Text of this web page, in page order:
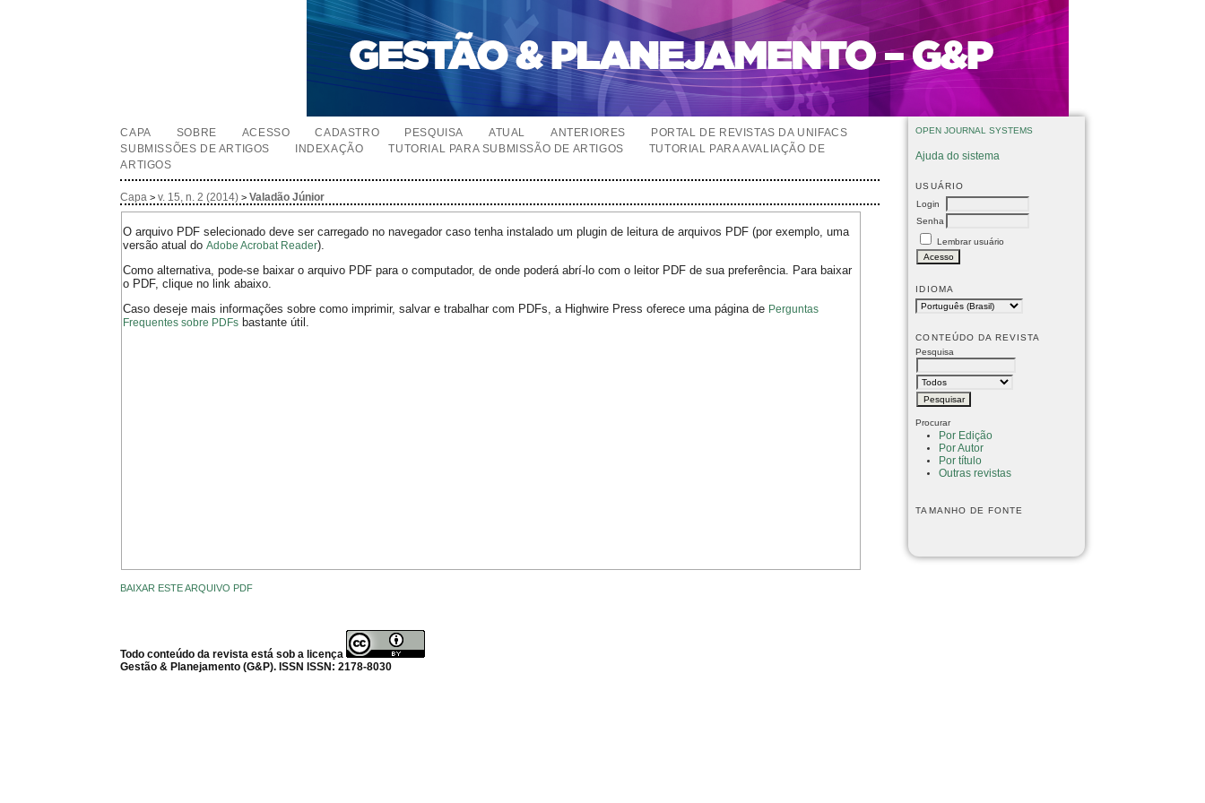
OPEN JOURNAL SYSTEMS
Ajuda do sistema
USUÁRIO
Login
Senha
Lembrar usuário
IDIOMA
CONTEÚDO DA REVISTA
Pesquisa
Procurar
Por Edição
Por Autor
Por título
Outras revistas
TAMANHO DE FONTE
CAPA SOBRE ACESSO CADASTRO PESQUISA ATUAL ANTERIORES
PORTAL DE REVISTAS DA UNIFACS
SUBMISSÕES DE ARTIGOS
INDEXAÇÃO TUTORIAL PARA SUBMISSÃO DE ARTIGOS
TUTORIAL PARA AVALIAÇÃO DE
ARTIGOS
Capa >v. 15, n. 2 (2014) >Valadão Júnior
O arquivo PDF selecionado deve ser carregado no navegador caso tenha instalado um plugin de leitura de arquivos PDF (por exemplo, uma
versão atual doAdobe Acrobat Reader).
Como alternativa, pode-se baixar o arquivo PDF para o computador, de onde poderá abrí-lo com o leitor PDF de sua preferência. Para baixar
o PDF, clique no link abaixo.
Caso deseje mais informações sobre como imprimir, salvar e trabalhar com PDFs, a Highwire Press oferece uma página de Perguntas
Frequentes sobre PDFs bastante útil.
BAIXAR ESTE ARQUIVO PDF
Todo conteúdo da revista está sob a licença
Gestão & Planejamento (G&P). ISSN ISSN: 2178-8030